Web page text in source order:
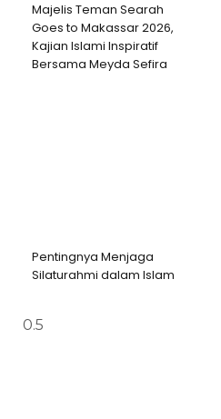
Majelis Teman Searah
Goes to Makassar 2026,
Kajian Islami Inspiratif
Bersama Meyda Sefira
Pentingnya Menjaga
Silaturahmi dalam Islam